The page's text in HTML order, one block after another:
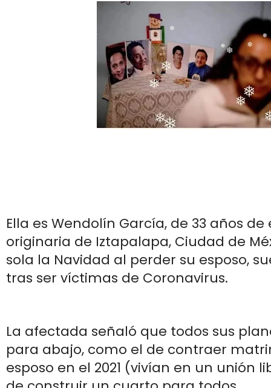
Ella es Wendolín García, de 33 años de
originaria de Iztapalapa, Ciudad de
sola la Navidad al perder su esposo,
tras ser víctimas de Coronavirus.
La afectada señaló que todos sus
para abajo, como el de contraer
esposo en el 2021 (vivían en un unión